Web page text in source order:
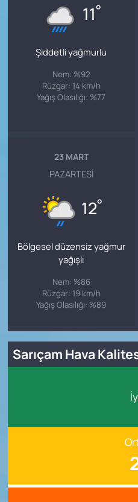
11°
Şiddetli yağmurlu
Nem: %92
Rüzgar: 14 km/h
Yağış Olasılığı: %77
23 MART
PAZARTESI
12°
Bölgesel düzensiz yağmur
yağışlı
Nem: %86
Rüzgar: 19 km/h
Yağış Olasılığı: %89
Sarıçam Hava